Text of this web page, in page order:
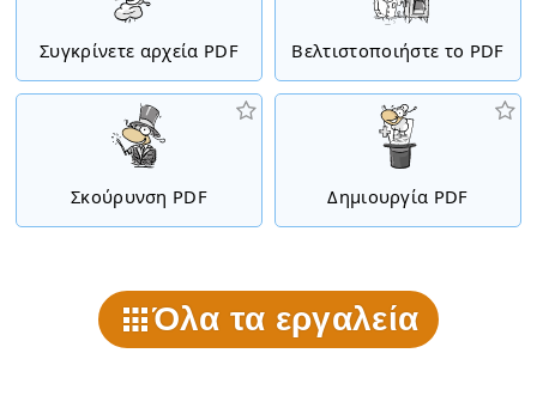
Συγκρίνετε αρχεία PDF Βελτιστοποιήστε το PDF
Σκούρυνση PDF Δημιουργία PDF
Όλα τα εργαλεία